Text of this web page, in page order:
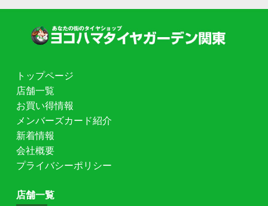
トップページ
店舗一覧
お買い得情報
メンバーズカード紹介
新着情報
会社概要
プライバシーポリシー
店舗一覧